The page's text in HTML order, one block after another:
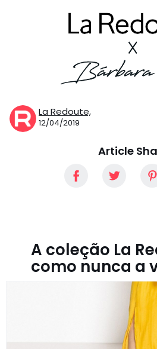
La Redoute,
12/04/2019
Article
A coleção La
como nunca a